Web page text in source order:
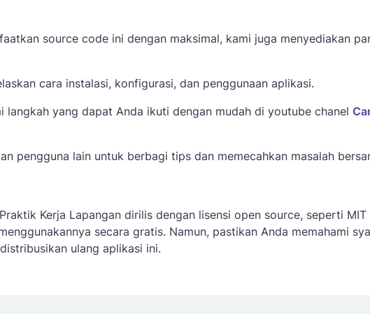
source code ini dengan maksimal, kami juga menyediakan
cara instalasi, konfigurasi, dan penggunaan aplikasi.
langkah yang dapat Anda ikuti dengan mudah di youtube chanel
pengguna lain untuk berbagi tips dan memecahkan masalah
Kerja Lapangan dirilis dengan lisensi open source, seperti MIT
secara gratis. Namun, pastikan Anda memahami
ulang aplikasi ini.